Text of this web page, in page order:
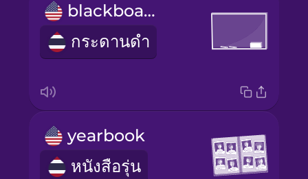
blackboard
กระดานดำ
yearbook
หนังสือรุ่น